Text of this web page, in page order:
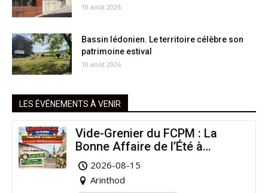
10 août 2026
Bassin lédonien. Le territoire célèbre son
patrimoine estival
10 août 2026
LES ÉVÉNEMENTS À VENIR
Vide-Grenier du FCPM : La
Bonne Affaire de l’Été à
Arinthod !
2026-08-15
Arinthod